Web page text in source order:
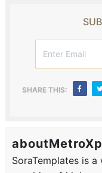
SHARE THIS:
SoraTemplates is